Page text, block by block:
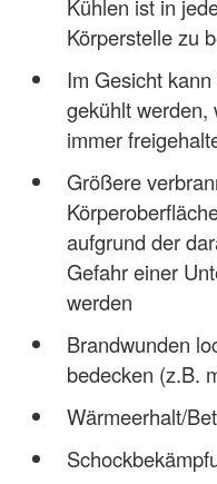
Kühlen ist in
Körperstelle zu
Im Gesicht
gekühlt werden,
immer
Größere
aufgrund der
Gefahr einer
werden
Brandwunden
bedecken (z.B.
Wärmeerhalt/